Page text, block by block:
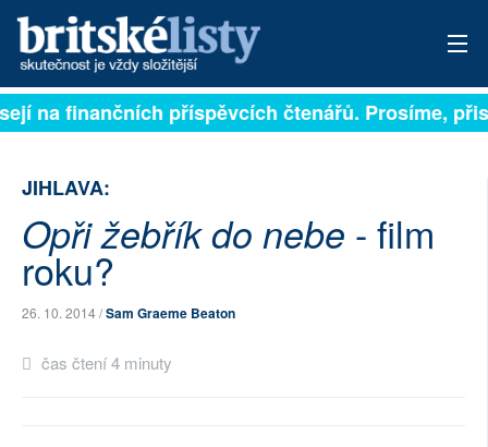
PŘIHLÁSIT
ROZHOVORY
TÉMATA
NEJČTENĚJŠÍ ZA 7 DNÍ
na finančních příspěvcích čtenářů. Prosíme,
JIHLAVA:
Opři žebřík do nebe - film
roku?
26. 10. 2014 /Sam Graeme Beaton
čas čtení 4 minuty